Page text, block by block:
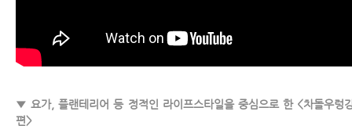
▼ 요가, 플랜테리어 등 정적인 라이프스타일을 중심으로 한 <차돌우렁
편>